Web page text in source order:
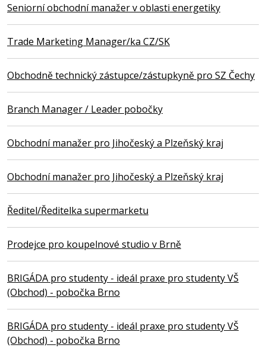
Seniorní obchodní manažer v oblasti energetiky
Trade Marketing Manager/ka CZ/SK
Obchodně technický zástupce/zástupkyně pro SZ Čechy
Branch Manager / Leader pobočky
Obchodní manažer pro Jihočeský a Plzeňský kraj
Obchodní manažer pro Jihočeský a Plzeňský kraj
Ředitel/Ředitelka supermarketu
Prodejce pro koupelnové studio v Brně
BRIGÁDA pro studenty - ideál praxe pro studenty VŠ
(Obchod) - pobočka Brno
BRIGÁDA pro studenty - ideál praxe pro studenty VŠ
(Obchod) - pobočka Brno